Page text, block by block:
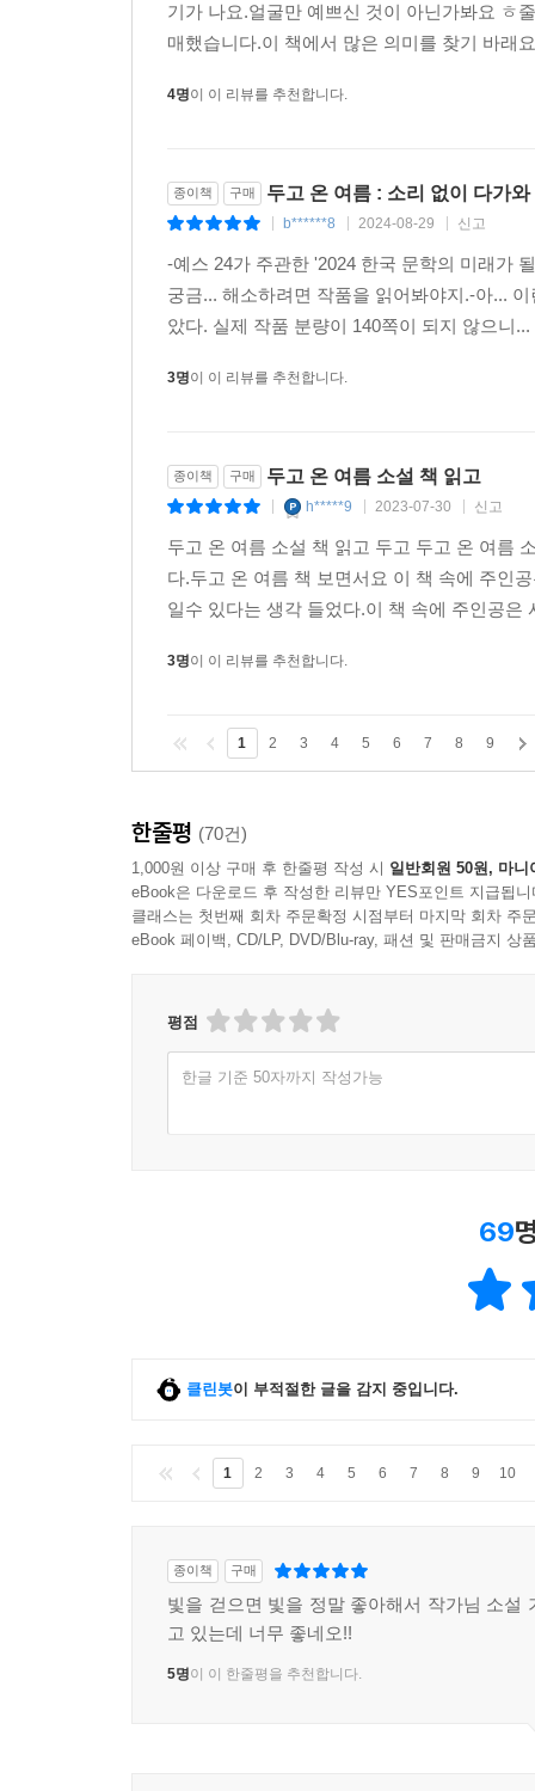
기가 나요.얼굴만 예쁘신 것이 아닌가봐요 ㅎ
매했습니다.이 책에서 많은 의미를 찾기 바래
4명이 이 리뷰를 추천합니다.
종이책 구매 두고 온 여름 : 소리 없이 다가
b******8 2024-08-29 신고
-예스 24가 주관한 '2024 한국 문학의 미래가
궁금... 해소하려면 작품을 읽어봐야지.-아...
았다. 실제 작품 분량이 140쪽이 되지 않으니
3명이 이 리뷰를 추천합니다.
종이책 구매 두고 온 여름 소설 책 읽고
h*****9 2023-07-30 신고
두고 온 여름 소설 책 읽고 두고 두고 온 여름
다.두고 온 여름 책 보면서요 이 책 속에 주인
일수 있다는 생각 들었다.이 책 속에 주인공
3명이 이 리뷰를 추천합니다.
1 2 3 4 5 6 7 8 9
한줄평 (70건)
1,000원 이상 구매 후 한줄평 작성 시 일반회원 50원, 마니
eBook은 다운로드 후 작성한 리뷰만 YES포인트 지급됩니
클래스는 첫번째 회차 주문확정 시점부터 마지막 회차 주
eBook 페이백, CD/LP, DVD/Blu-ray, 패션 및 판매금지 상
평점
한글 기준 50자까지 작성가능
69
클린봇이 부적절한 글을 감지 중입니다.
1 2 3 4 5 6 7 8 9 10
종이책 구매
빛을 걷으면 빛을 정말 좋아해서 작가님 소설
고 있는데 너무 좋네오!!
5명이 이 한줄평을 추천합니다.